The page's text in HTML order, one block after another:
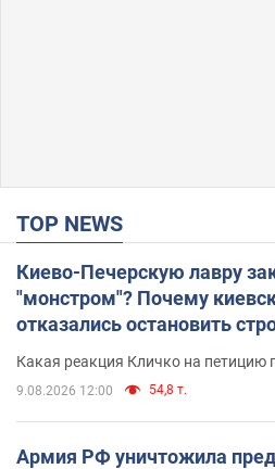
TOP NEWS
Киево-Печерскую лавру
"монстром"? Почему
отказались остановить
Какая реакция Кличко на петицию
9.08.2026 12:00 54,8 т.
Армия РФ уничтожила